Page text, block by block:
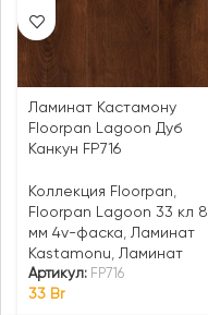
Ламинат Кастамону
Floorpan Lagoon Дуб
Канкун FP716
Коллекция Floorpan
Floorpan Lagoon 33 кл 8
мм 4v-фаска
Ламинат
Kastamonu
Ламинат
Артикул: FP716
33 Br